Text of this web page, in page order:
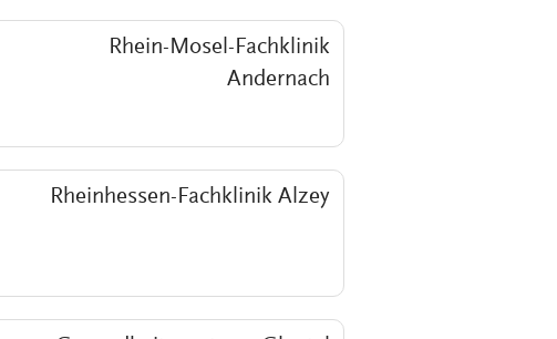
Rhein-Mosel-Fachklinik
Andernach
Rheinhessen-Fachklinik Alzey